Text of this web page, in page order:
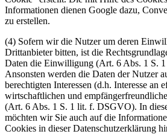
Informationen dienen Google dazu,
zu erstellen.
(4) Sofern wir die Nutzer um deren
Drittanbieter bitten, ist die
Daten die Einwilligung (Art. 6 Abs. 1 S.
Ansonsten werden die Daten der Nutzer
berechtigten Interessen (d.h. Interesse an
wirtschaftlichen und
(Art. 6 Abs. 1 S. 1 lit. f. DSGVO). In
möchten wir Sie auch auf die
Cookies in dieser Datenschutzerklärung